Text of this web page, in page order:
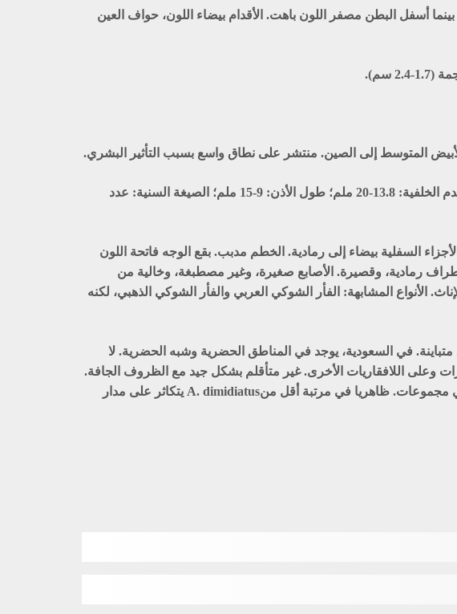
أسفل البطن مصفر اللون باهت. الأقدام بيضاء اللون، حواف العين
الأبيض المتوسط إلى الصين. منتشر على نطاق واسع بسبب التأثير البشري.
وزن الجسم: 12-39 جرام؛ طول الجسم الكلي: 111-181 ملم؛ طول الذيل: 94-54 ملم: ارتفاع القدم الخلفية: 13.8-20 ملم؛ طول الأذن: 9-15 ملم؛ الصيغة السنية: عدد
السفلية بيضاء إلى رمادية. الخطم مدبب. بقع الوجه فاتحة اللون
رمادية، وقصيرة. الأصابع صغيرة، وغير مصطبغة، وخالية من
الأنواع المشابهة: الفأر الشوكي العربي والفأر الشوكي الذهبي، لكنه
في السعودية، يوجد في المناطق الحضرية وشبه الحضرية. لا
وعلى اللافقاريات الأخرى. غير متأقلم بشكل جيد مع الظروف الجافة.
ليلي بشكل رئيسي؛ مع تسجيل نشاط النهاري. يشكل ساكنات تعايشية أو ضالة. يعيش بشكل انفرادي أو في مجموعات. ظاهريا في مرتبة أقل منA. dimidiatus يتكاثر على مدار